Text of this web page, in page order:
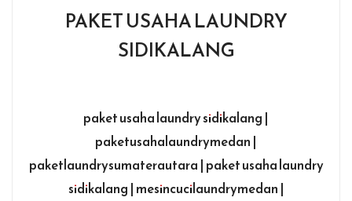
PAKET USAHA LAUNDRY
SIDIKALANG
paket usaha laundry sidikalang |
paketusahalaundrymedan |
paketlaundrysumaterautara | paket usaha laundry
sidikalang | mesincucilaundrymedan |